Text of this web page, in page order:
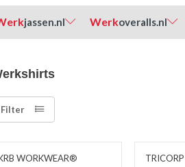
jassen.nl Werkoveralls.nl
Filter
WORKWEAR® TRICORP